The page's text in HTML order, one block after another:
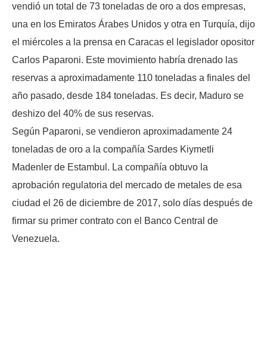
vendió un total de 73 toneladas de oro a dos empresas,
una en los Emiratos Árabes Unidos y otra en Turquía, dijo
el miércoles a la prensa en Caracas el legislador opositor
Carlos Paparoni. Este movimiento habría drenado las
reservas a aproximadamente 110 toneladas a finales del
año pasado, desde 184 toneladas. Es decir, Maduro se
deshizo del 40% de sus reservas.
Según Paparoni, se vendieron aproximadamente 24
toneladas de oro a la compañía Sardes Kiymetli
Madenler de Estambul. La compañía obtuvo la
aprobación regulatoria del mercado de metales de esa
ciudad el 26 de diciembre de 2017, solo días después de
firmar su primer contrato con el Banco Central de
Venezuela.